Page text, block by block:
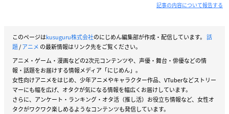
記事の内容について報告する
このページはkusuguru株式会社のにじめん編集部が作成・配信しています。 話
題/アニメ の最新情報はリンク先をご覧ください。
アニメ・ゲーム・漫画などの2次元コンテンツや、声優・舞台・俳優などの情
報・話題をお届けする情報メディア「にじめん」。
女性向けアニメをはじめ、少年アニメやキャラクター作品、VTuberなどストリー
マーにも幅を広げ、オタクが気になる情報を幅広くお届けしています。
さらに、アンケート・ランキング・オタ活（推し活）お役立ち情報など、女性オ
タクがワクワク楽しめるようなコンテンツも発信しています。